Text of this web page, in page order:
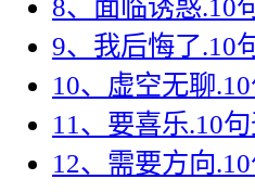
8、面临诱惑.10
9、我后悔了.10
10、虚空无聊.10
11、要喜乐.10
12、需要方向.10